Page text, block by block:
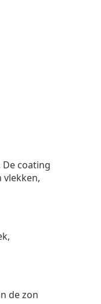
coating
de zon